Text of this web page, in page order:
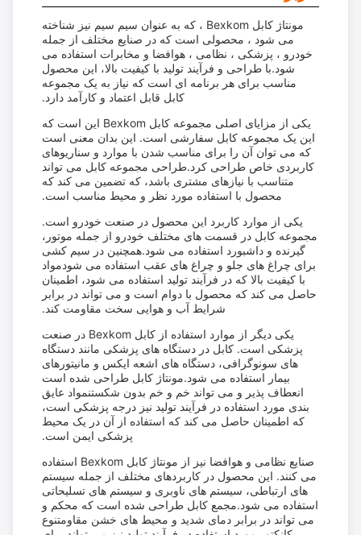
مونتاژ کابل Bexkom ، که به عنوان سیم سیم نیز شناخته
می شود ، محصولی است که در صنایع مختلف از جمله
خودرو ، پزشکی ، نظامی ، هوافضا و مخابرات استفاده می
شود.با طراحی و فرآیند تولید با کیفیت بالا، این محصول
مناسب برای هر برنامه ای است که نیاز به یک مجموعه
کابل قابل اعتماد و کارآمد دارد.
یکی از مزایای اصلی مجموعه کابل Bexkom این است که
این یک مجموعه کابل سفارشی است. این بدان معنی است
که می توان آن را برای مناسب شدن با موارد و سناریوهای
کاربردی خاص طراحی کرد.طراحی مجموعه کابل می تواند
متناسب با نیازهای مشتری باشد، که تضمین می کند که
محصول با استفاده مورد نظر و محیط مناسب است.
یکی از موارد کاربرد این محصول در صنعت خودرو است.
مجموعه کابل در قسمت های مختلف خودرو از جمله موتور،
گیرنده و داشبورد استفاده می شود.همچنین در سیم کشی
برای چراغ های جلو و چراغ های عقب استفاده می شودمواد
با کیفیت بالا که در فرآیند تولید استفاده می شود، اطمینان
حاصل می کند که محصول با دوام است و می تواند در برابر
شرایط آب و هوایی سخت مقاومت کند.
یکی دیگر از موارد استفاده از کابل Bexkom در صنعت
پزشکی است. کابل در دستگاه های پزشکی مانند دستگاه
های سونوگرافی، دستگاه های اشعه ایکس و مانیتورهای
بیمار استفاده می شود.مونتاژ کابل طراحی شده است
انعطاف پذیر و می تواند خم و خم بدون شکستنمواد عایق
بندی مورد استفاده در فرآیند تولید نیز درجه پزشکی است،
که اطمینان حاصل می کند که استفاده از آن در یک محیط
پزشکی ایمن است.
صنایع نظامی و هوافضا نیز از مونتاژ کابل Bexkom استفاده
می کنند. این محصول در کاربردهای مختلف از جمله سیستم
های ارتباطی، سیستم های ناوبری و سیستم های تسلیحاتی
استفاده می شود.مجمع کابل طراحی شده است که محکم و
می تواند در برابر دمای شدید و محیط های خشن مقاومتنوع